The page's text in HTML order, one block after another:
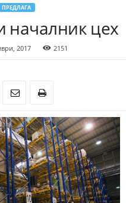
ПРЕДЛАГА
началник цех
2017 2151